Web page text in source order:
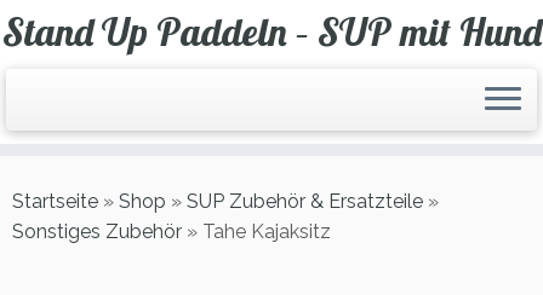
Zum
Inhalt
Stand Up Paddeln – SUP mit Hund
Startseite » Shop » SUP Zubehör & Ersatzteile »
Sonstiges Zubehör » Tahe Kajaksitz